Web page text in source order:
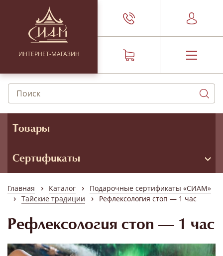
ИНТЕРНЕТ-МАГАЗИН
Товары
Сертификаты
Главная › Каталог › Подарочные сертификаты «СИАМ»
› Тайские традиции › Рефлексология стоп — 1 час
Рефлексология стоп — 1 час